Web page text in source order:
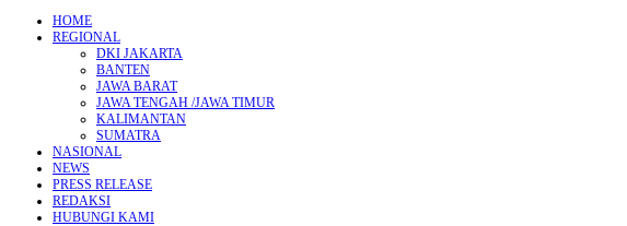
HOME
REGIONAL
DKI JAKARTA
BANTEN
JAWA BARAT
JAWA TENGAH /JAWA TIMUR
KALIMANTAN
SUMATRA
NASIONAL
NEWS
PRESS RELEASE
REDAKSI
HUBUNGI KAMI